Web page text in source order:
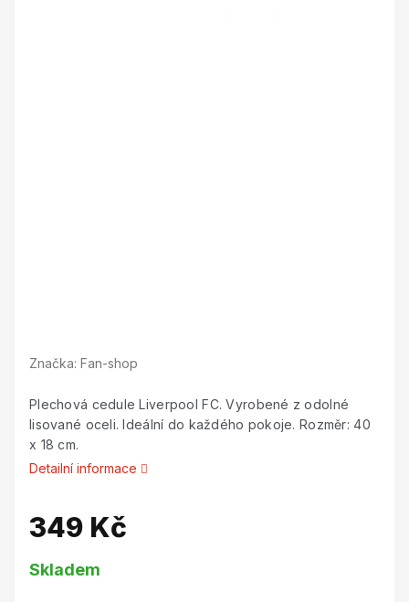
Značka: Fan-shop
Plechová cedule Liverpool FC. Vyrobené z odolné
lisované oceli. Ideální do každého pokoje. Rozměr: 40
x 18 cm.
Detailní informace
349 Kč
cena:
Skladem